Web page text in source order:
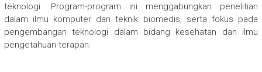
teknologi. Program-program ini menggabungkan penelitian
dalam ilmu komputer dan teknik biomedis, serta fokus pada
pengembangan teknologi dalam bidang kesehatan dan ilmu
pengetahuan terapan.